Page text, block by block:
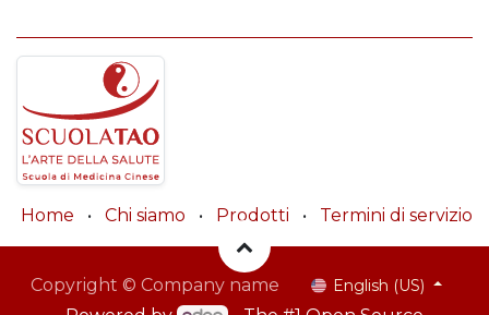
Home • Chi siamo • Prodotti • Termini di servizio
Copyright © Company name English (US)